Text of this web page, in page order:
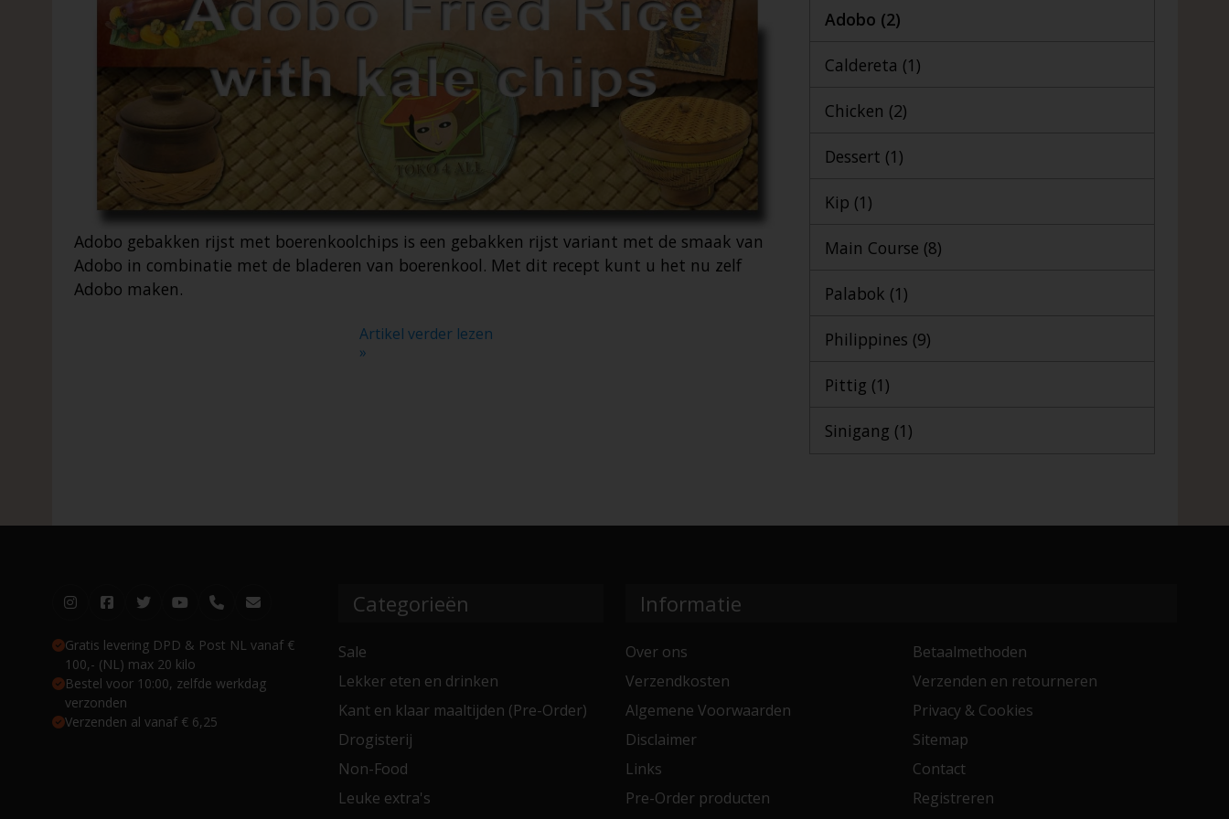
Adobo gebakken rijst met boerenkoolchips is een gebakken rijst variant met de smaak van
Adobo in combinatie met de bladeren van boerenkool. Met dit recept kunt u het nu zelf
Adobo maken.
Artikel verder lezen
»
Adobo (2)
Caldereta (1)
Chicken (2)
Dessert (1)
Kip (1)
Main Course (8)
Palabok (1)
Philippines (9)
Pittig (1)
Sinigang (1)
Gratis levering DPD & Post NL vanaf €
100,- (NL) max 20 kilo
Bestel voor 10:00, zelfde werkdag
verzonden
Verzenden al vanaf € 6,25
Categorieën
Sale
Lekker eten en drinken
Kant en klaar maaltijden (Pre-Order)
Drogisterij
Non-Food
Leuke extra's
Informatie
Over ons
Betaalmethoden
Verzendkosten
Verzenden en retourneren
Algemene Voorwaarden
Privacy & Cookies
Disclaimer
Sitemap
Links
Contact
Pre-Order producten
Registreren